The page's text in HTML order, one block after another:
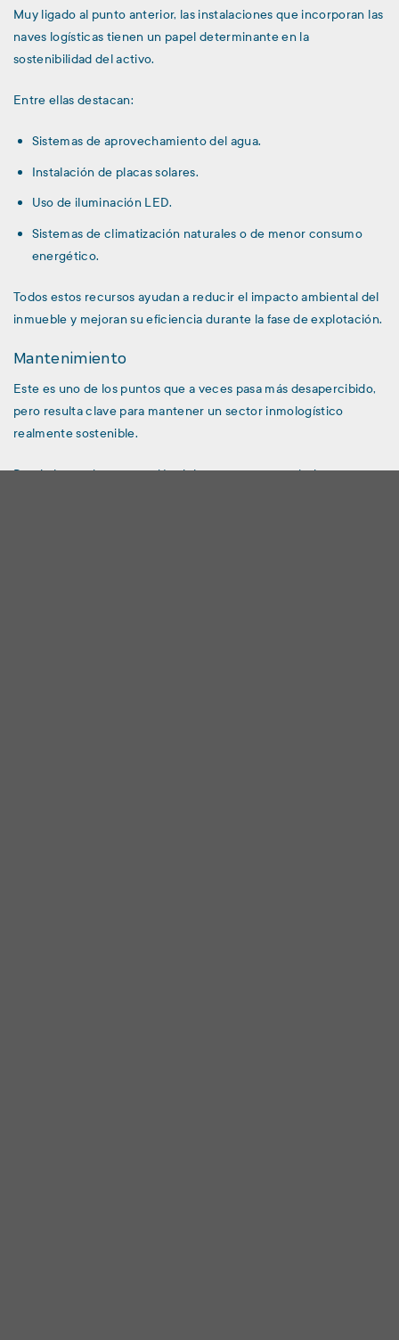
Muy ligado al punto anterior, las instalaciones que incorporan las
naves logísticas tienen un papel determinante en la
sostenibilidad del activo.
Entre ellas destacan:
Sistemas de aprovechamiento del agua.
Instalación de placas solares.
Uso de iluminación LED.
Sistemas de climatización naturales o de menor consumo
energético.
Todos estos recursos ayudan a reducir el impacto ambiental del
inmueble y mejoran su eficiencia durante la fase de explotación.
Mantenimiento
Este es uno de los puntos que a veces pasa más desapercibido,
pero resulta clave para mantener un sector inmologístico
realmente sostenible.
Desde la propia concepción del proyecto, y apoyándose en